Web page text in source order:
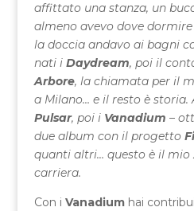
affittato una stanza, un
almeno avevo dove
la doccia andavo ai bagni
nati i Daydream, poi il
Arbore, la chiamata per il
a Milano… e il resto è storia.
Pulsar, poi i Vanadium –
due album con il progetto
quanti altri… questo è il mio
carriera.
Con i Vanadiumhai